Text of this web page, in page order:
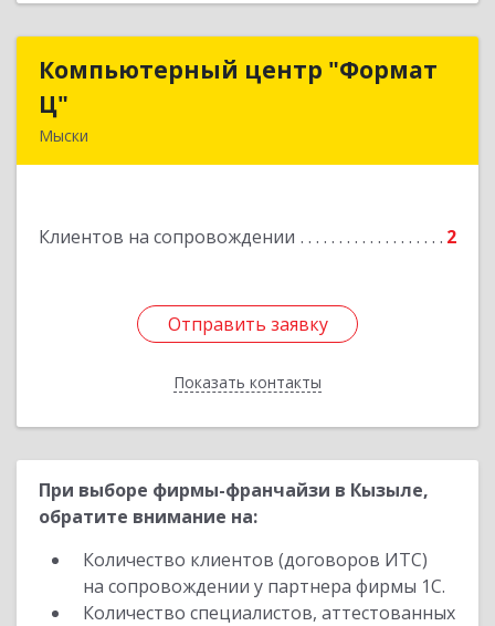
Компьютерный центр "Формат
Ц"
Мыски
Клиентов на сопровождении 2
Отправить заявку
Показать контакты
Компьютерный центр "Формат
Подробнее
Отправить заявку
Назад
При выборе фирмы-франчайзи в Кызыле,
обратите внимание на:
Количество клиентов (договоров ИТС)
на сопровождении у партнера фирмы 1С.
Количество специалистов, аттестованных